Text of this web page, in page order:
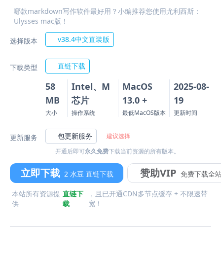
哪款markdown写作软件最好用？小编推荐您使用尤利西斯：
Ulysses mac版！
选择版本 v38.4中文直装版
下载类型 直链下载
58
MB
大小
Intel、M
芯片
操作系统
MacOS
13.0 +
最低MacOS版本
2025-08-
19
更新时间
更新服务 包更新服务
建议选择
开通后即可永久免费下载当前资源的所有版本。
立即下载 2 水豆 直链下载 赞助VIP 免费下载全
本站所有资源提
供
直链下
载
，且已开通CDN多节点缓存 + 不限速带
宽！